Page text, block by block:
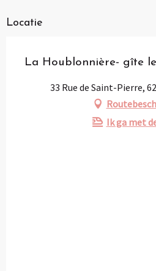
Locatie
La Houblonnière- gîte
33 Rue de Saint-Pierre,
Ik ga met